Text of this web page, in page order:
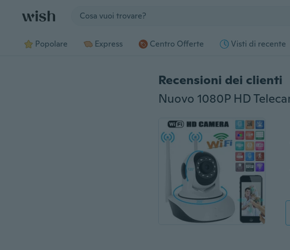
Popolare Express Centro Offerte Visti di recente
Recensioni dei clienti